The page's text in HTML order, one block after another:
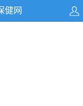
健网